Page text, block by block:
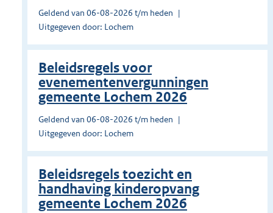
Geldend van 06-08-2026 t/m heden
Uitgegeven door: Lochem
Beleidsregels voor
evenementenvergunningen
gemeente Lochem 2026
Geldend van 06-08-2026 t/m heden
Uitgegeven door: Lochem
Beleidsregels toezicht en
handhaving kinderopvang
gemeente Lochem 2026